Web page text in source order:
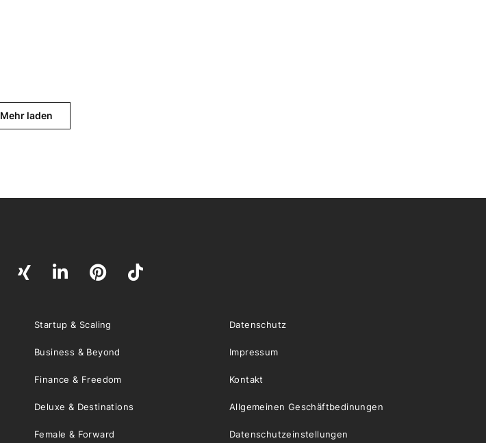
Mehr laden
Startup & Scaling
Business & Beyond
Finance & Freedom
Deluxe & Destinations
Female & Forward
Datenschutz
Impressum
Kontakt
Allgemeinen Geschäftbedinungen
Datenschutzeinstellungen